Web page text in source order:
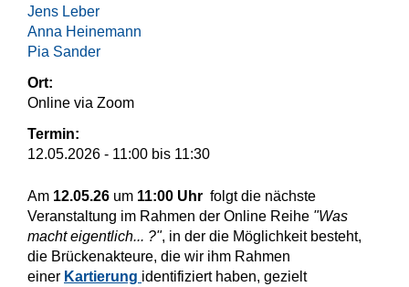
Jens Leber
Anna Heinemann
Pia Sander
Ort:
Online via Zoom
Termin:
12.05.2026 - 11:00 bis 11:30
Am 12.05.26 um 11:00 Uhr folgt die nächste
Veranstaltung im Rahmen der Online Reihe "Was
macht eigentlich... ?", in der die Möglichkeit besteht,
die Brückenakteure, die wir ihm Rahmen
einer Kartierung identifiziert haben, gezielt